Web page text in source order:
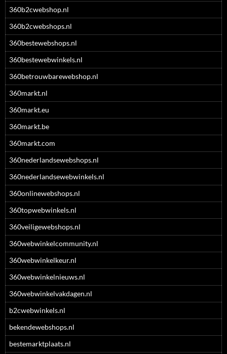
360b2cwebshop.nl
360b2cwebshops.nl
360bestewebshops.nl
360bestewebwinkels.nl
360betrouwbarewebshop.nl
360markt.nl
360markt.eu
360markt.be
360markt.com
360nederlandsewebshops.nl
360nederlandsewebwinkels.nl
360onlinewebshops.nl
360topwebwinkels.nl
360veiligewebshops.nl
360webwinkelcommunity.nl
360webwinkelkeur.nl
360webwinkelnieuws.nl
360webwinkelvakdagen.nl
b2cwebwinkels.nl
bekendewebshops.nl
bestemarktplaats.nl